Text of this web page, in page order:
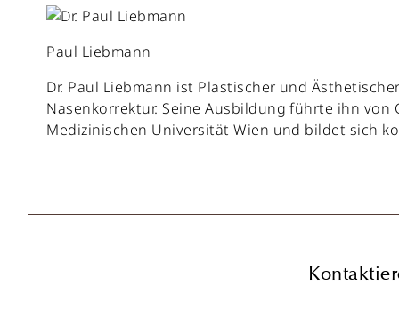
Paul Liebmann
Dr. Paul Liebmann ist Plastischer und
Nasenkorrektur. Seine Ausbildung führte ihn
Medizinischen Universität Wien und bildet sich